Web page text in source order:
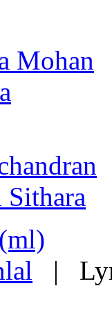
Mohan
Sithara
|